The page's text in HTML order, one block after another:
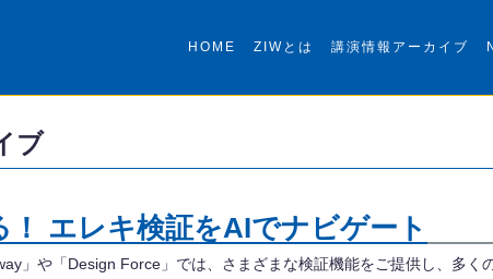
HOME ZIWとは 講演情報アーカイブ
ブ
エレキ検証をAIでナビゲート
」や「Design Force」では、さまざまな検証機能をご提供し、多く